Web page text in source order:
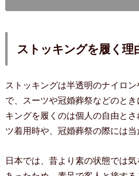
ストッキングを履く理
ストッキングは半透明のナイロ
で、スーツや冠婚葬祭などのと
キングを履くのは個人の自由と
ツ着用時や、冠婚葬祭の際には当
日本では、昔より素の状態では